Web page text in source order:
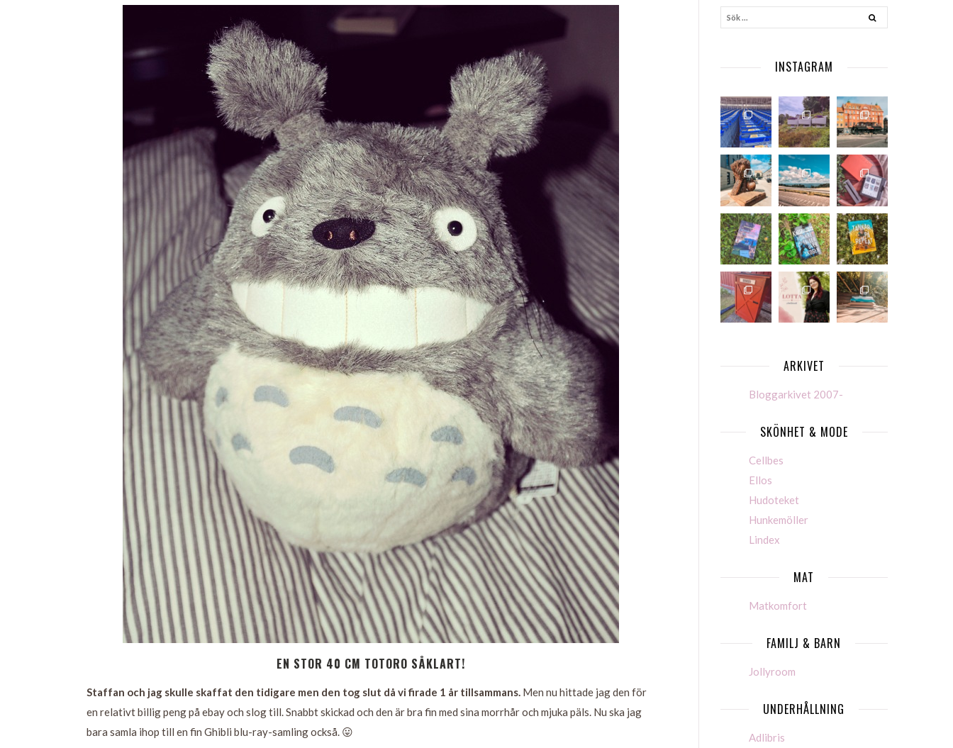
EN STOR 40 CM TOTORO SÅKLART!
Staffan och jag skulle skaffat den tidigare men den tog slut då vi firade 1 år tillsammans. Men nu hittade jag den för
en relativt billig peng på ebay och slog till. Snabbt skickad och den är bra fin med sina morrhår och mjuka päls. Nu ska jag
bara samla ihop till en fin Ghibli blu-ray-samling också. 😛
INSTAGRAM
ARKIVET
Bloggarkivet 2007-
SKÖNHET & MODE
Cellbes
Ellos
Hudoteket
Hunkemöller
Lindex
MAT
Matkomfort
FAMILJ & BARN
Jollyroom
UNDERHÅLLNING
Adlibris